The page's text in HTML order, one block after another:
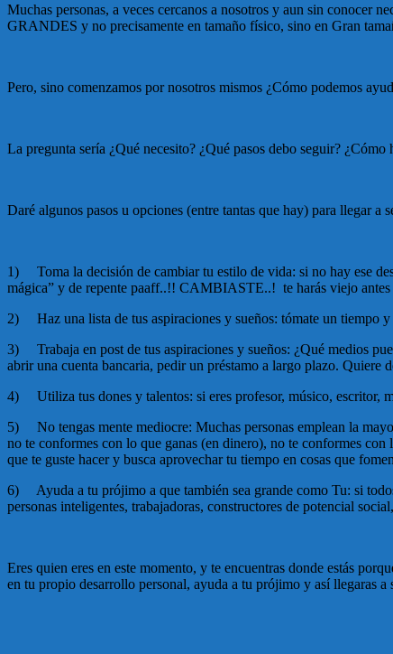
Muchas personas, a veces cercanos a nosotros y aun sin conocer
GRANDES y no precisamente en tamaño físico, sino en Gran
Pero, sino comenzamos por nosotros mismos ¿Cómo podemos
La pregunta sería ¿Qué necesito? ¿Qué pasos debo seguir? ¿Cómo
Daré algunos pasos u opciones (entre tantas que hay) para llegar a
1) Toma la decisión de cambiar tu estilo de vida: si no hay ese
mágica” y de repente paaff..!! CAMBIASTE..! te harás viejo
2)
Haz una lista de tus aspiraciones y sueños: tómate un tiempo y
3)
Trabaja en post de tus aspiraciones y sueños: ¿Qué medios
abrir una cuenta bancaria, pedir un préstamo a largo plazo. Quiere
4)
Utiliza tus dones y talentos: si eres profesor, músico, escritor,
5)
No tengas mente mediocre: Muchas personas emplean la
no te conformes con lo que ganas (en dinero), no te conformes con
que te guste hacer y busca aprovechar tu tiempo en cosas que
6)
Ayuda a tu prójimo a que también sea grande como Tu: si
personas inteligentes, trabajadoras, constructores de potencial
Eres quien eres en este momento, y te encuentras donde estás
en tu propio desarrollo personal, ayuda a tu prójimo y así llegaras